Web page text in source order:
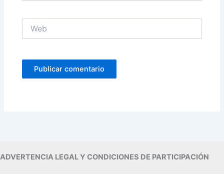
ADVERTENCIA LEGAL Y CONDICIONES DE PARTICIPACIÓN